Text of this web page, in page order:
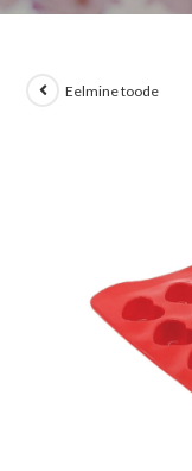
Eelmine toode